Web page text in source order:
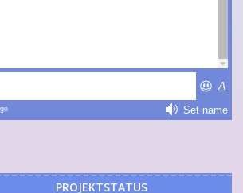
PROJEKTSTATUS